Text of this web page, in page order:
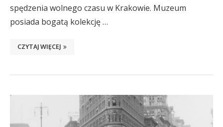
spędzenia wolnego czasu w Krakowie. Muzeum
posiada bogatą kolekcję …
CZYTAJ WIĘCEJ